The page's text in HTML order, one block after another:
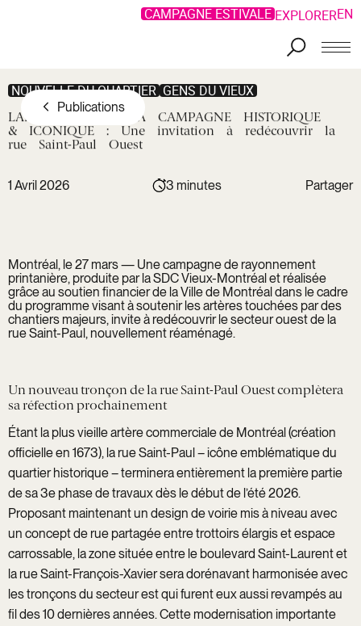
Aller au contenu principal
CAMPAGNE ESTIVALE EXPLOREREN
Publications
NOUVELLE DU QUARTIER GENS DU VIEUX
LANCEMENT DE LA CAMPAGNE
HISTORIQUE
&
ICONIQUE : Une invitation à redécouvrir
la
rue
Saint-Paul Ouest
1 Avril 2026 3 minutes
Partager
copié !
LinkedIn
Twitter
Montréal, le 27 mars — Une campagne de rayonnement
printanière, produite par la SDC Vieux-Montréal et réalisée
grâce au soutien financier de la Ville de Montréal dans le cadre
du programme visant à soutenir les artères touchées par des
chantiers majeurs, invite à redécouvrir le secteur ouest de la
rue Saint-Paul, nouvellement réaménagé.
Un nouveau tronçon de la rue Saint-Paul Ouest complètera
sa réfection prochainement
Étant la plus vieille artère commerciale de Montréal (création
officielle en 1673), la rue Saint-Paul – icône emblématique du
quartier historique – terminera entièrement la première partie
de sa 3e phase de travaux dès le début de l’été 2026.
Proposant maintenant un design de voirie mis à niveau avec
un concept de rue partagée entre trottoirs élargis et espace
carrossable, la zone située entre le boulevard Saint-Laurent et
la rue Saint-François-Xavier sera dorénavant harmonisée avec
les tronçons du secteur est qui furent eux aussi revampés au
fil des 10 dernières années. Cette modernisation importante